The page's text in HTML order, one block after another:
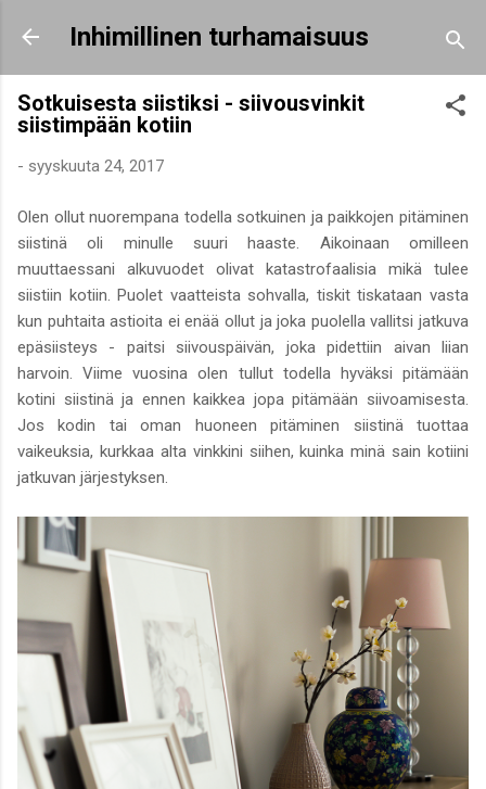
Siirry pääsisältöön
Inhimillinen turhamaisuus
Sotkuisesta siistiksi - siivousvinkit
siistimpään kotiin
- syyskuuta 24, 2017
Olen ollut nuorempana todella sotkuinen ja paikkojen pitäminen
siistinä oli minulle suuri haaste. Aikoinaan omilleen
muuttaessani alkuvuodet olivat katastrofaalisia mikä tulee
siistiin kotiin. Puolet vaatteista sohvalla, tiskit tiskataan vasta
kun puhtaita astioita ei enää ollut ja joka puolella vallitsi jatkuva
epäsiisteys - paitsi siivouspäivän, joka pidettiin aivan liian
harvoin. Viime vuosina olen tullut todella hyväksi pitämään
kotini siistinä ja ennen kaikkea jopa pitämään siivoamisesta.
Jos kodin tai oman huoneen pitäminen siistinä tuottaa
vaikeuksia, kurkkaa alta vinkkini siihen, kuinka minä sain kotiini
jatkuvan järjestyksen.